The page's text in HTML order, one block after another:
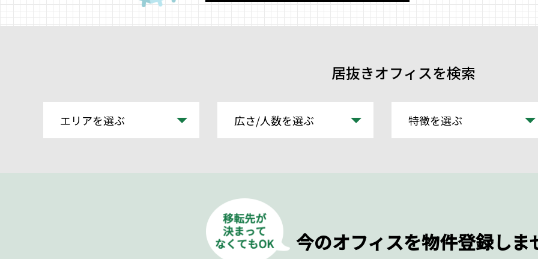
居抜きオフィスを検索
エリアを選ぶ 広さ/人数を選ぶ 特徴を選ぶ
今のオフィスを物件登録しま